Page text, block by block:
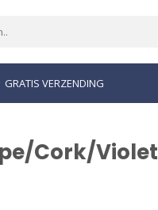
GRATIS VERZENDING
Cork/Violet